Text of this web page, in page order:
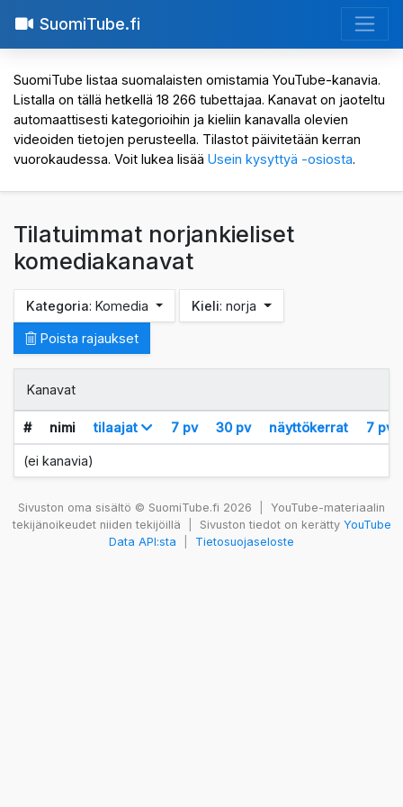
SuomiTube.fi
SuomiTube listaa suomalaisten omistamia YouTube-kanavia.
Listalla on tällä hetkellä 18 266 tubettajaa. Kanavat on jaoteltu
automaattisesti kategorioihin ja kieliin kanavalla olevien
videoiden tietojen perusteella. Tilastot päivitetään kerran
vuorokaudessa. Voit lukea lisää Usein kysyttyä -osiosta.
Tilatuimmat norjankieliset
komediakanavat
Kategoria: Komedia Kieli: norja
Poista rajaukset
Kanavat
# nimi tilaajat 7 pv 30 pv näyttökerrat 7 pv
(ei kanavia)
Sivuston oma sisältö © SuomiTube.fi 2026
YouTube-materiaalin
tekijänoikeudet niiden tekijöillä
Sivuston tiedot on kerätty YouTube
Data API:sta
Tietosuojaseloste